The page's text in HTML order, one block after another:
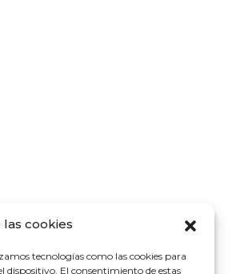
las cookies
tecnologías como las cookies para
dispositivo. El consentimiento de estas